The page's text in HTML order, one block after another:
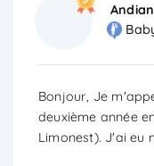
Bonjour, Je
deuxième année
Limonest). J'ai eu